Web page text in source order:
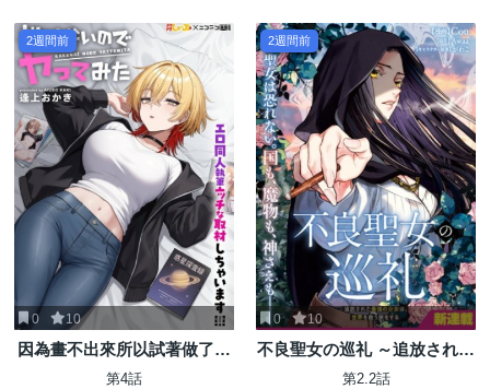
の村になっていました
2週間前
0 10
因為畫不出來所以試著做了一
下
第4話
2週間前
0 10
不良聖女の巡礼 ～追放された
最強の聖女は、世界を救う旅
第2.2話